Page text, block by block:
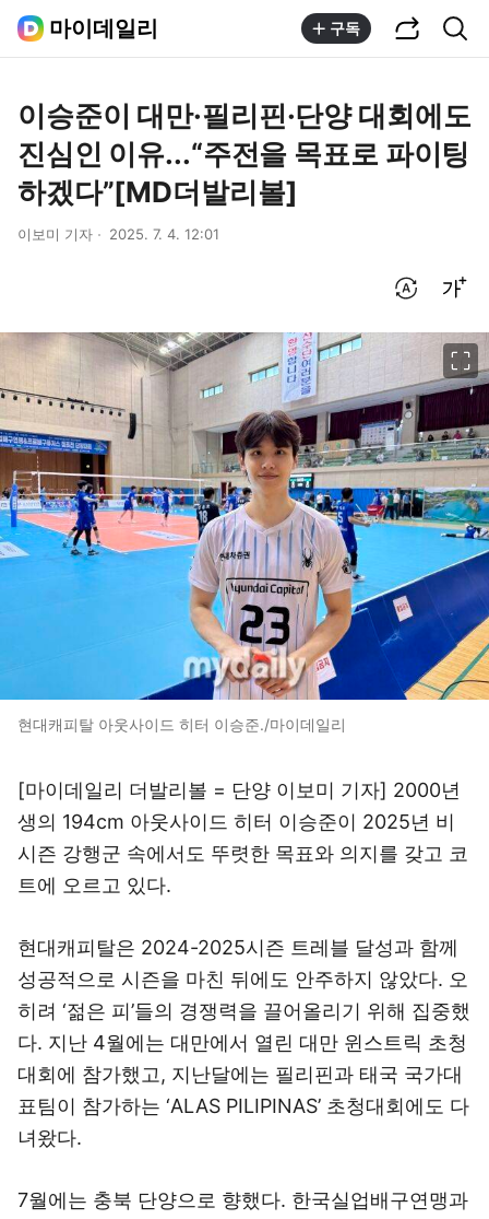
마이데일리 구독
이승준이 대만·필리핀·단양 대회에도
진심인 이유...“주전을 목표로 파이팅
하겠다”[MD더발리볼]
이보미 기자 2025. 7. 4. 12:01
현대캐피탈 아웃사이드 히터 이승준./마이데일리
[마이데일리 더발리볼 = 단양 이보미 기자] 2000년
생의 194cm 아웃사이드 히터 이승준이 2025년 비
시즌 강행군 속에서도 뚜렷한 목표와 의지를 갖고 코
트에 오르고 있다.
현대캐피탈은 2024-2025시즌 트레블 달성과 함께
성공적으로 시즌을 마친 뒤에도 안주하지 않았다. 오
히려 ‘젊은 피’들의 경쟁력을 끌어올리기 위해 집중했
다. 지난 4월에는 대만에서 열린 대만 윈스트릭 초청
대회에 참가했고, 지난달에는 필리핀과 태국 국가대
표팀이 참가하는 ‘ALAS PILIPINAS’ 초청대회에도 다
녀왔다.
7월에는 충북 단양으로 향했다. 한국실업배구연맹과